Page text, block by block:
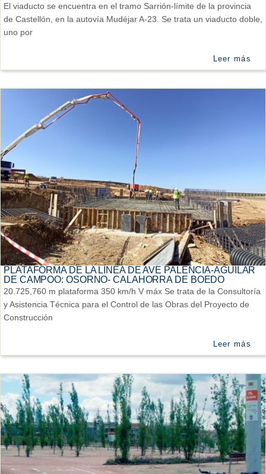
El viaducto se encuentra en el tramo Sarrión-límite de la provincia
de Castellón, en la autovía Mudéjar A-23. Se trata un viaducto doble,
uno por
Leer más
PLATAFORMA DE LA LÍNEA DE AVE PALENCIA-AGUILAR
DE CAMPOO: OSORNO- CALAHORRA DE BOEDO
20.725,760 m plataforma 350 km/h V máx Se trata de la Consultoría
y Asistencia Técnica para el Control de las Obras del Proyecto de
Construcción
Leer más